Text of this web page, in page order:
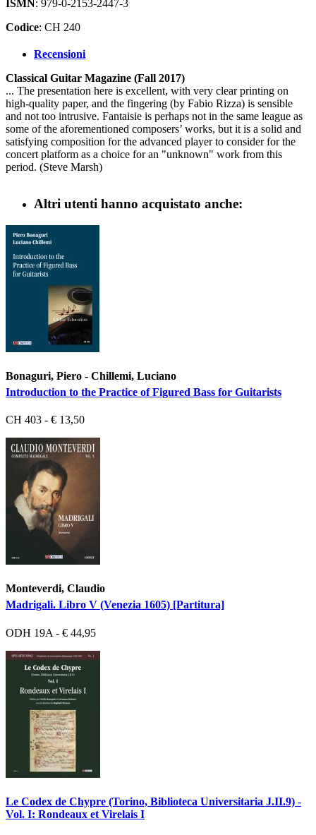
ISMN : 979-0-2153-2447-3
Codice: CH 240
Recensioni
Classical Guitar Magazine (Fall 2017)
... The presentation here is excellent, with very clear printing on
high-quality paper, and the fingering (by Fabio Rizza) is sensible
and not too intrusive. Fantaisie is perhaps not in the same league as
some of the aforementioned composers’ works, but it is a solid and
satisfying composition for the advanced player to consider for the
concert platform as a choice for an "unknown" work from this
period. (Steve Marsh)
Altri utenti hanno acquistato anche:
Bonaguri, Piero - Chillemi, Luciano
Introduction to the Practice of Figured Bass for Guitarists
CH 403 - € 13,50
Monteverdi, Claudio
Madrigali. Libro V (Venezia 1605) [Partitura]
ODH 19A - € 44,95
Le Codex de Chypre (Torino, Biblioteca Universitaria J.II.9) -
Vol. I: Rondeaux et Virelais I